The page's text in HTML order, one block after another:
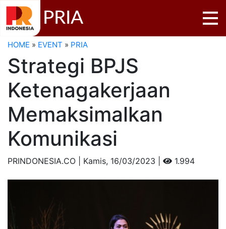
PRIA
HOME » EVENT » PRIA
Strategi BPJS
Ketenagakerjaan
Memaksimalkan
Komunikasi
PRINDONESIA.CO | Kamis, 16/03/2023 | 1.994